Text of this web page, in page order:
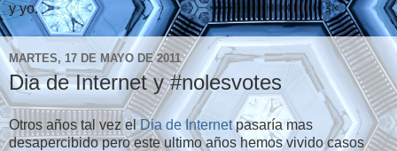
y yo.
MARTES, 17 DE MAYO DE 2011
Dia de Internet y #nolesvotes
Otros años tal vez elDia de Internetpasaría mas
desapercibido pero este ultimo años hemos vivido casos